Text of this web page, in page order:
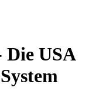
USA